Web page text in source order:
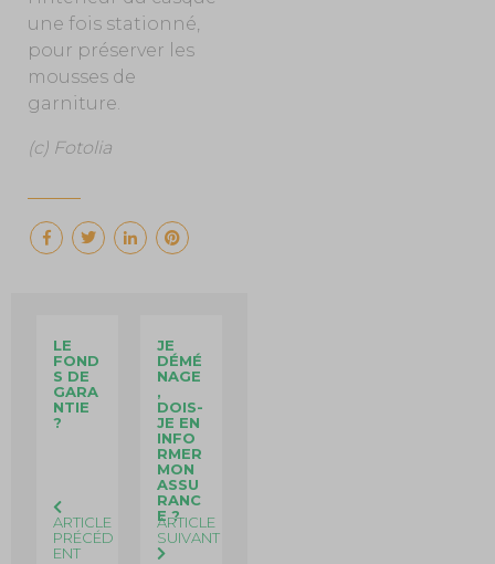
une fois stationné,
pour préserver les
mousses de
garniture.
(c) Fotolia
LE
FOND
S DE
GARA
NTIE
?
ARTICLE
PRÉCÉD
ENT
JE
DÉMÉ
NAGE
,
DOIS-
JE EN
INFO
RMER
MON
ASSU
RANC
E ?
ARTICLE
SUIVANT